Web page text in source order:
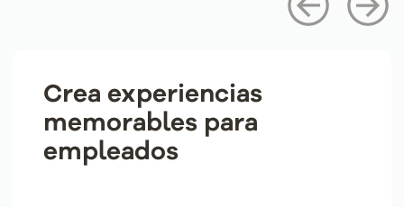
Crea experiencias
memorables para
empleados